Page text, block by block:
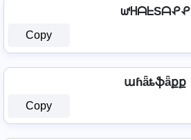
ᘺᕼᗩᖶSᗩᕵᕵ
Copy
աɦǟȶֆǟքք
Copy